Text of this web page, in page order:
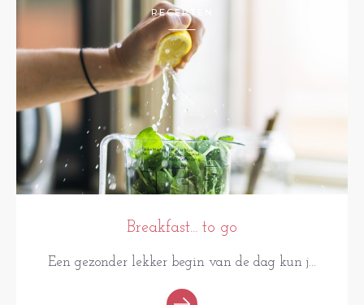
RECEPTEN
Breakfast... to go
Een gezonder lekker begin van de dag kun j...